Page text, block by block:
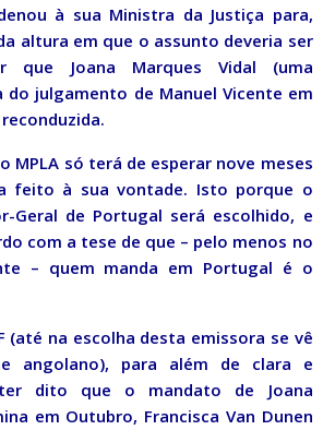
à sua Ministra da Justiça para,
altura em que o assunto deveria ser
que Joana Marques Vidal (uma
do julgamento de Manuel Vicente em
MPLA só terá de esperar nove meses
feito à sua vontade. Isto porque o
Geral de Portugal será escolhido, e
com a tese de que – pelo menos no
– quem manda em Portugal é o
(até na escolha desta emissora se vê
angolano), para além de clara e
ter dito que o mandato de Joana
em Outubro, Francisca Van Dunen